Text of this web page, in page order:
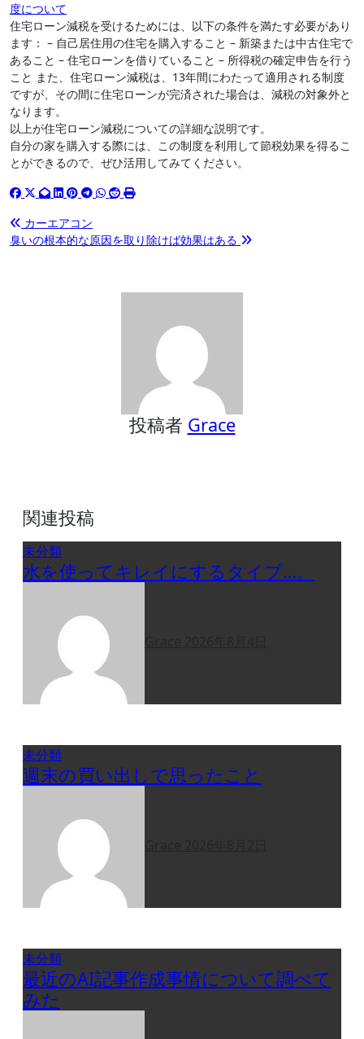
度について
住宅ローン減税を受けるためには、以下の条件を満たす必要があり
ます： – 自己居住用の住宅を購入すること – 新築または中古住宅で
あること – 住宅ローンを借りていること – 所得税の確定申告を行う
こと また、住宅ローン減税は、13年間にわたって適用される制度
ですが、その間に住宅ローンが完済された場合は、減税の対象外と
なります。
以上が住宅ローン減税についての詳細な説明です。
自分の家を購入する際には、この制度を利用して節税効果を得るこ
とができるので、ぜひ活用してみてください。
投
稿
カーエアコン
臭いの根本的な原因を取り除けば効果はある
投稿者 Grace
関連投稿
未分類
水を使ってキレイにするタイプ…。
未分類
週末の買い出しで思ったこと
未分類
最近のAI記事作成事情について調べて
みた